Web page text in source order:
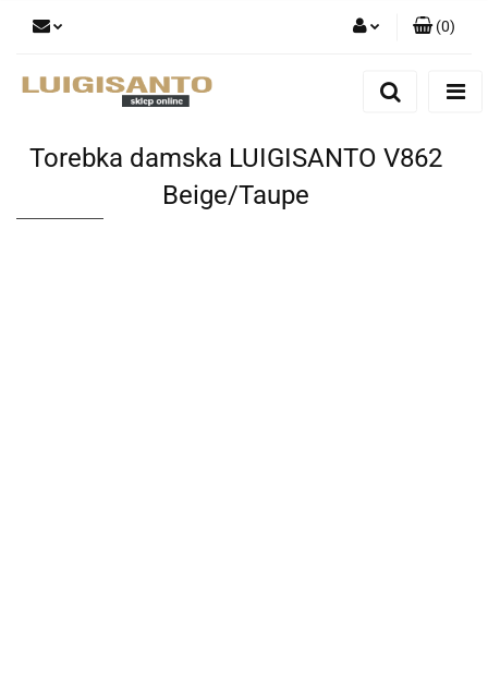
Dodaj zgłoszenie
(0)
Torebka damska LUIGISANTO V862
Beige/Taupe